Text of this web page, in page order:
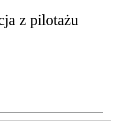
z pilotażu